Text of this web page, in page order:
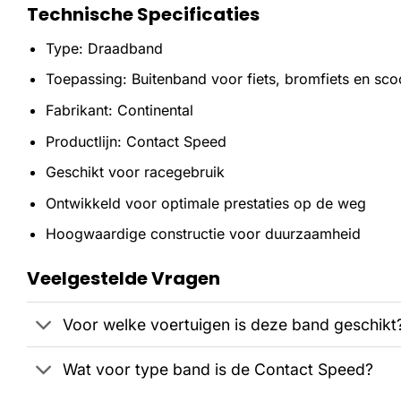
Technische Specificaties
Type: Draadband
Toepassing: Buitenband voor fiets, bromfiets en
Fabrikant: Continental
Productlijn: Contact Speed
Geschikt voor racegebruik
Ontwikkeld voor optimale prestaties op de weg
Hoogwaardige constructie voor duurzaamheid
Veelgestelde Vragen
Voor welke voertuigen is deze band
Wat voor type band is de Contact Speed?